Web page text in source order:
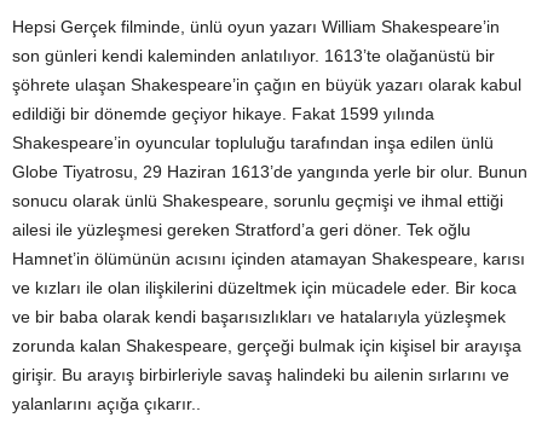
Hepsi Gerçek filminde, ünlü oyun yazarı William Shakespeare’in
son günleri kendi kaleminden anlatılıyor. 1613’te olağanüstü bir
şöhrete ulaşan Shakespeare’in çağın en büyük yazarı olarak kabul
edildiği bir dönemde geçiyor hikaye. Fakat 1599 yılında
Shakespeare’in oyuncular topluluğu tarafından inşa edilen ünlü
Globe Tiyatrosu, 29 Haziran 1613’de yangında yerle bir olur. Bunun
sonucu olarak ünlü Shakespeare, sorunlu geçmişi ve ihmal ettiği
ailesi ile yüzleşmesi gereken Stratford’a geri döner. Tek oğlu
Hamnet’in ölümünün acısını içinden atamayan Shakespeare, karısı
ve kızları ile olan ilişkilerini düzeltmek için mücadele eder. Bir koca
ve bir baba olarak kendi başarısızlıkları ve hatalarıyla yüzleşmek
zorunda kalan Shakespeare, gerçeği bulmak için kişisel bir arayışa
girişir. Bu arayış birbirleriyle savaş halindeki bu ailenin sırlarını ve
yalanlarını açığa çıkarır..